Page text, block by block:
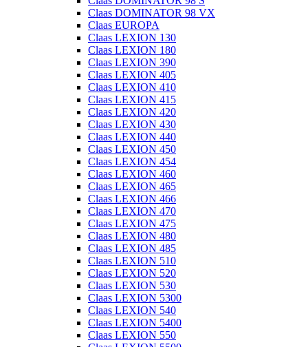
Claas DOMINATOR 98 VX
Claas EUROPA
Claas LEXION 130
Claas LEXION 180
Claas LEXION 390
Claas LEXION 405
Claas LEXION 410
Claas LEXION 415
Claas LEXION 420
Claas LEXION 430
Claas LEXION 440
Claas LEXION 450
Claas LEXION 454
Claas LEXION 460
Claas LEXION 465
Claas LEXION 466
Claas LEXION 470
Claas LEXION 475
Claas LEXION 480
Claas LEXION 485
Claas LEXION 510
Claas LEXION 520
Claas LEXION 530
Claas LEXION 5300
Claas LEXION 540
Claas LEXION 5400
Claas LEXION 550